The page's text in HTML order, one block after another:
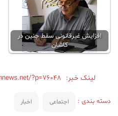
افزایش غیرقانونی سقط جنین در
کاشان
لینک خبر: ?p=76048
دسته بندی : اجتماعی اخبار